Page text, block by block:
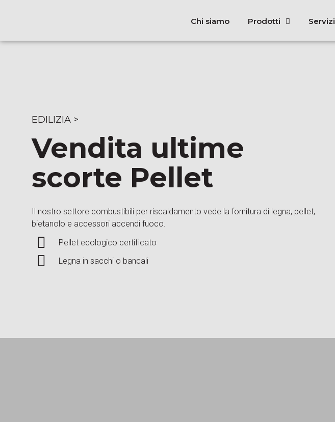
Chi siamo Prodotti Servizi
EDILIZIA >
Vendita ultime
scorte Pellet
Il nostro settore combustibili per riscaldamento vede la fornitura di legna, pellet,
bietanolo e accessori accendi fuoco.
Pellet ecologico certificato
Legna in sacchi o bancali